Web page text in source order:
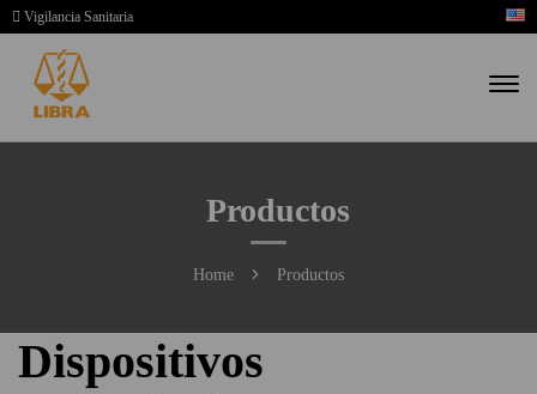
Vigilancia Sanitaria
Productos
Home Productos
Dispositivos